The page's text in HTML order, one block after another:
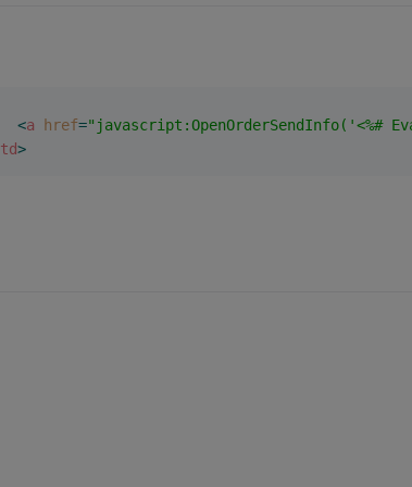
<a href="javascript:OpenOrderSendInfo('<%#
td>